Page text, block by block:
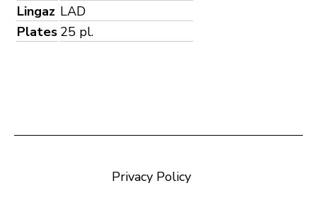
Lingaz LAD
Plates 25 pl.
Privacy Policy